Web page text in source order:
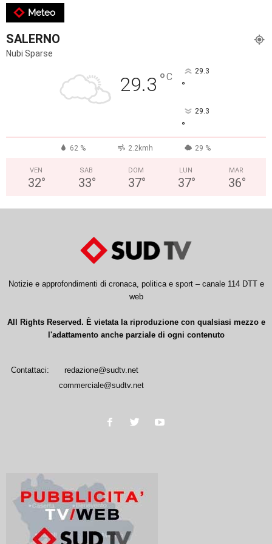
Meteo
SALERNO
Nubi Sparse
29.3 °C 29.3
°
29.3
°
62 % 2.2kmh 29 %
VEN
32°
SAB
33°
DOM
37°
LUN
37°
MAR
36°
Notizie e approfondimenti di cronaca, politica e sport – canale 114 DTT e
web
All Rights Reserved. È vietata la riproduzione con qualsiasi mezzo e
l'adattamento anche parziale di ogni contenuto
Contattaci:
redazione@sudtv.net
commerciale@sudtv.net